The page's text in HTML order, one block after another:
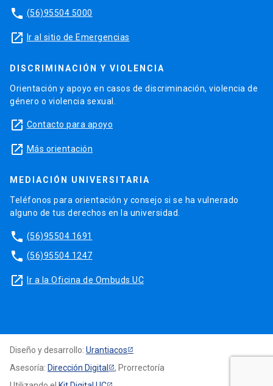
phone (56)95504 5000
launch Ir al sitio de Emergencias
DISCRIMINACIÓN Y VIOLENCIA
Orientación y apoyo en casos de discriminación, violencia de
género o violencia sexual.
launch Contacto para apoyo
launch Más orientación
MEDIACIÓN UNIVERSITARIA
Teléfonos para orientación y consejo si se ha vulnerado
alguno de tus derechos en la universidad.
phone (56)95504 1691
phone (56)95504 1247
launch Ir a la Oficina de Ombuds UC
Diseño y desarrollo: Urantiacos
Asesoría: Dirección Digital
, Prorrectoría